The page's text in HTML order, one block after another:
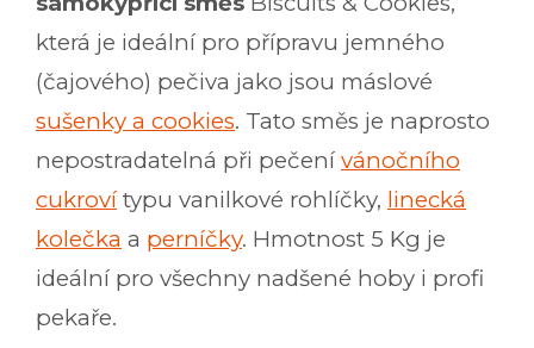
která je ideální pro přípravu jemného
(čajového) pečiva jako jsou máslové
sušenky a cookies. Tato směs je naprosto
nepostradatelná při pečení vánočního
cukrovítypu vanilkové rohlíčky, linecká
kolečka a perníčky. Hmotnost 5 Kg je
ideální pro všechny nadšené hoby i profi
pekaře.